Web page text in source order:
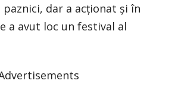
dar a acționat și în
a avut loc un festival al